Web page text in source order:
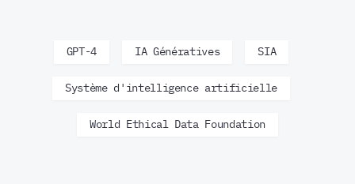
GPT-4 IA Génératives SIA
Système d'intelligence artificielle
World Ethical Data Foundation